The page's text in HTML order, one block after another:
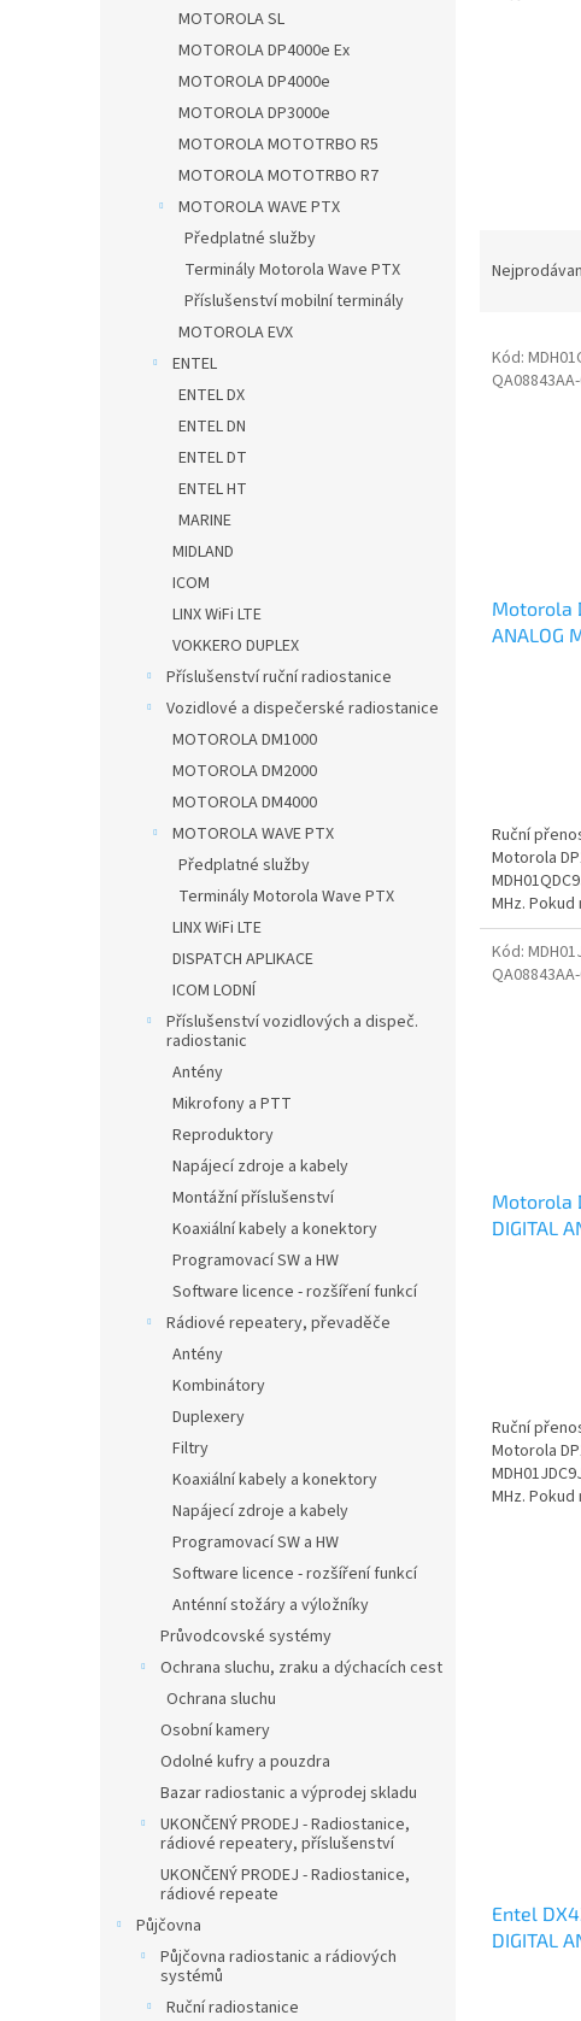
MOTOROLA SL
MOTOROLA DP4000e Ex
MOTOROLA DP4000e
MOTOROLA DP3000e
MOTOROLA MOTOTRBO R5
MOTOROLA MOTOTRBO R7
MOTOROLA WAVE PTX
Předplatné služby
Terminály Motorola Wave PTX
Příslušenství mobilní terminály
MOTOROLA EVX
ENTEL
ENTEL DX
ENTEL DN
ENTEL DT
ENTEL HT
MARINE
MIDLAND
ICOM
LINX WiFi LTE
VOKKERO DUPLEX
Příslušenství ruční radiostanice
Vozidlové a dispečerské radiostanice
MOTOROLA DM1000
MOTOROLA DM2000
MOTOROLA DM4000
MOTOROLA WAVE PTX
Předplatné služby
Terminály Motorola Wave PTX
LINX WiFi LTE
DISPATCH APLIKACE
ICOM LODNÍ
Příslušenství vozidlových a dispeč.
radiostanic
Antény
Mikrofony a PTT
Reproduktory
Napájecí zdroje a kabely
Montážní příslušenství
Koaxiální kabely a konektory
Programovací SW a HW
Software licence - rozšíření funkcí
Rádiové repeatery, převaděče
Antény
Kombinátory
Duplexery
Filtry
Koaxiální kabely a konektory
Napájecí zdroje a kabely
Programovací SW a HW
Software licence - rozšíření funkcí
Anténní stožáry a výložníky
Průvodcovské systémy
Ochrana sluchu, zraku a dýchacích cest
Ochrana sluchu
Osobní kamery
Odolné kufry a pouzdra
Bazar radiostanic a výprodej skladu
UKONČENÝ PRODEJ - Radiostanice,
rádiové repeatery, příslušenství
UKONČENÝ PRODEJ - Radiostanice,
rádiové repeate
Půjčovna
Půjčovna radiostanic a rádiových
systémů
Ruční radiostanice
nV
Motorola
ANALOG
Ruční
Motorola
MHz.
Kód:
Motorola
DIGITAL
Ruční
Motorola
MHz.
Kód:
Entel
DIGITAL